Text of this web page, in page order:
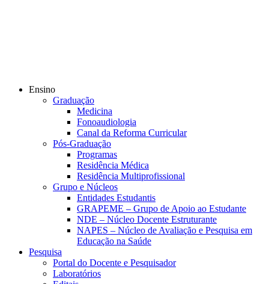
Ensino
Graduação
Medicina
Fonoaudiologia
Canal da Reforma Curricular
Pós-Graduação
Programas
Residência Médica
Residência Multiprofissional
Grupo e Núcleos
Entidades Estudantis
GRAPEME – Grupo de Apoio ao Estudante
NDE – Núcleo Docente Estruturante
NAPES – Núcleo de Avaliação e Pesquisa em
Educação na Saúde
Pesquisa
Portal do Docente e Pesquisador
Laboratórios